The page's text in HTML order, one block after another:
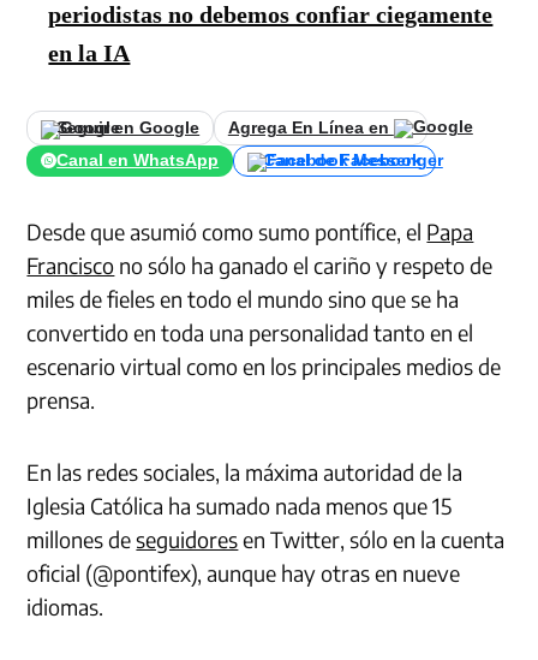
periodistas no debemos confiar ciegamente
en la IA
Seguir en Google
Agrega En Línea en
Canal en WhatsApp
Canal de Facebook
Desde que asumió como sumo pontífice, el Papa
Francisco no sólo ha ganado el cariño y respeto de
miles de fieles en todo el mundo sino que se ha
convertido en toda una personalidad tanto en el
escenario virtual como en los principales medios de
prensa.
En las redes sociales, la máxima autoridad de la
Iglesia Católica ha sumado nada menos que 15
millones deseguidoresen Twitter, sólo en la cuenta
oficial (@pontifex), aunque hay otras en nueve
idiomas.